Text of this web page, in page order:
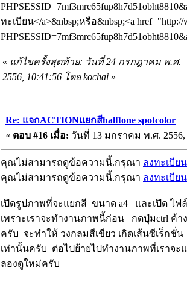
ทะเบียน</a>&nbsp;หรือ&nbsp;<a href="http://
« แก้ไขครั้งสุดท้าย: วันที่ 24 กรกฎาคม พ.ศ.
2556, 10:41:56 โดย kochai »
Re: แจกACTIONแยกสีhalftone spotcolor
« ตอบ #16 เมื่อ: วันที่ 13 มกราคม พ.ศ. 2556,
คุณไม่สามารถดูข้อความนี้.กรุณา ลงทะเบียน
คุณไม่สามารถดูข้อความนี้.กรุณา ลงทะเบียน
เปิดรูปภาพที่จะแยกสี ขนาด a4 และเปิด ไฟ
เพราะเราจะทำงานภาพนี้ก่อน กดปุ่มctrl ค้า
ครับ จะทำให้ วงกลมสีเขียว เกิดเส้นซีเร็กชั่
เท่านั้นครับ ต่อไปย้ายไปทำงานภาพที่เราจะ
ลองดูใหม่ครับ